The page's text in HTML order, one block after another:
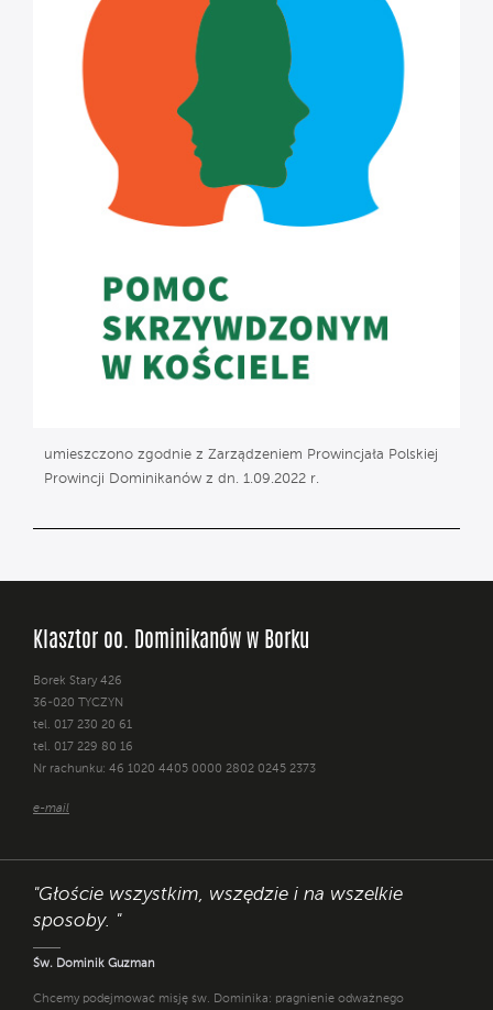
umieszczono zgodnie z Zarządzeniem Prowincjała Polskiej
Prowincji Dominikanów z dn. 1.09.2022 r.
Klasztor oo. Dominikanów w Borku
Borek Stary 426
36-020 TYCZYN
tel. 017 230 20 61
tel. 017 229 80 16
Nr rachunku: 46 1020 4405 0000 2802 0245 2373
e-mail
"Głoście wszystkim, wszędzie i na wszelkie
sposoby. "
Św. Dominik Guzman
Chcemy podejmować misję św. Dominika: pragnienie odważnego